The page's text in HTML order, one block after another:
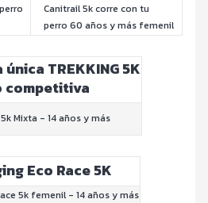
Canitrail 5k corre con tu
perro 60 años y más femenil
TREKKING 5K
competitiva
Mixta - 14 años y más
Eco Race 5K
5k femenil - 14 años y más